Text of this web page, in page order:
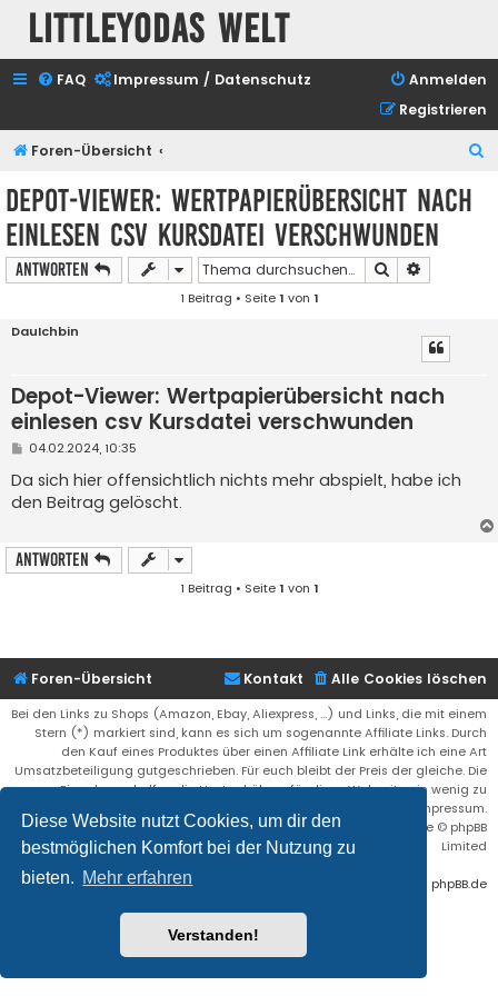
Diese Website nutzt Cookies, um dir den
bestmöglichen Komfort bei der Nutzung zu
bieten. Mehr erfahren
Verstanden!
Littleyodas Welt
FAQ Impressum / Datenschutz
Anmelden
Registrieren
Foren-Übersicht
Depot-Viewer: Wertpapierübersicht nach
einlesen csv Kursdatei verschwunden
Antworten Suche
1 Beitrag • Seite1 von 1
DauIchbin
Depot-Viewer: Wertpapierübersicht nach
einlesen csv Kursdatei verschwunden
B
i
t
r
04.02.2024, 10:35
Da sich hier offensichtlich nichts mehr abspielt, habe ich
den Beitrag gelöscht.
Antworten
1 Beitrag • Seite1 von 1
Foren-Übersicht Alle Cookies löschen
Kontakt
Bei den Links zu Shops (Amazon, Ebay, Aliexpress, ...) und Links, die mit einem
Stern (*) markiert sind, kann es sich um sogenannte Affiliate Links. Durch
den Kauf eines Produktes über einen Affiliate Link erhälte ich eine Art
Umsatzbeteiligung gutgeschrieben. Für euch bleibt der Preis der gleiche. Die
Einnahmen helfen die Hostgebühren für diese Webseite ein wenig zu
reduzieren. Siehe auch das Impressum.
Flat Style byIan Bradley• Powered by phpBB® Forum Software © phpBB
Limited
phpBB.de